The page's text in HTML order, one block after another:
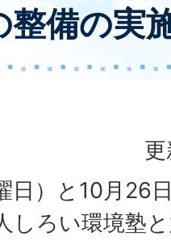
整備の実
日）と10月26
しろい環境塾